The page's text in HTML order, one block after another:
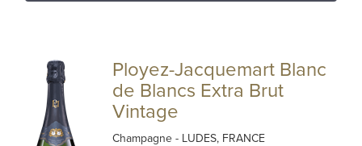
Ployez-Jacquemart Blanc
de Blancs Extra Brut
Vintage
Champagne- LUDES, FRANCE